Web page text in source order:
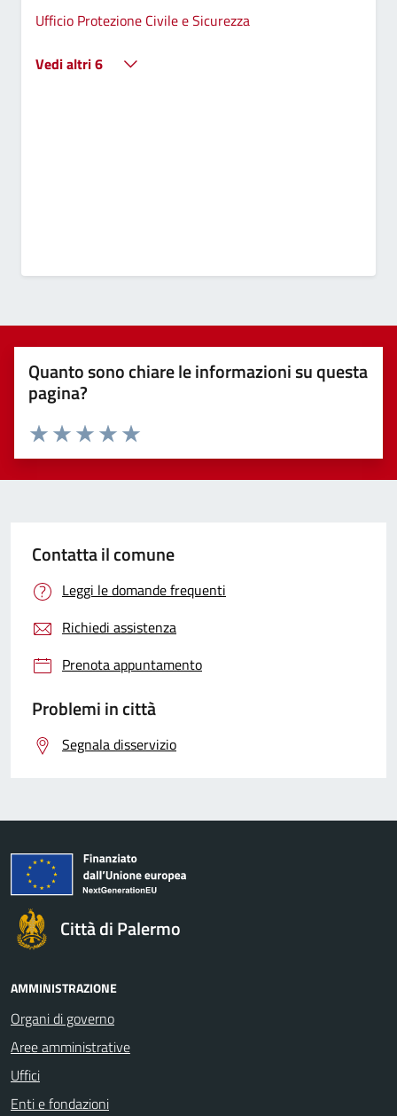
Ufficio Protezione Civile e Sicurezza
Vedi altri 6
Quanto sono chiare le informazioni su questa
pagina?
Valuta 5 stelle su 5
Valuta 4 stelle su 5
Valuta 3 stelle su 5
Valuta 2 stelle su 5
Valuta 1 stelle su 5
Contatta il comune
Leggi le domande frequenti
Richiedi assistenza
Prenota appuntamento
Problemi in città
Segnala disservizio
Città di Palermo
AMMINISTRAZIONE
Organi di governo
Aree amministrative
Uffici
Enti e fondazioni